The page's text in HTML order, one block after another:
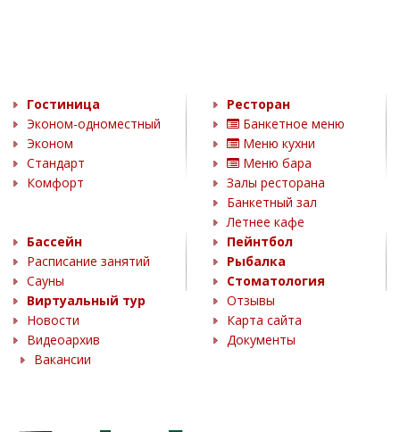
Гостиница
Эконом-одноместный
Эконом
Стандарт
Комфорт
Ресторан
Банкетное меню
Меню кухни
Меню бара
Залы ресторана
Банкетный зал
Летнее кафе
Бассейн
Расписание занятий
Сауны
Пейнтбол
Рыбалка
Стоматология
Виртуальный тур
Новости
Видеоархив
Вакансии
Отзывы
Карта сайта
Документы